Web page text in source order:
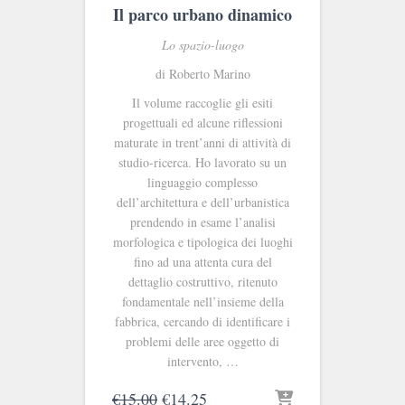
Il parco urbano dinamico
Lo spazio-luogo
di Roberto Marino
Il volume raccoglie gli esiti
progettuali ed alcune riflessioni
maturate in trent’anni di attività di
studio-ricerca. Ho lavorato su un
linguaggio complesso
dell’architettura e dell’urbanistica
prendendo in esame l’analisi
morfologica e tipologica dei luoghi
fino ad una attenta cura del
dettaglio costruttivo, ritenuto
fondamentale nell’insieme della
fabbrica, cercando di identificare i
problemi delle aree oggetto di
intervento, …
€15.00 Il
€14.25